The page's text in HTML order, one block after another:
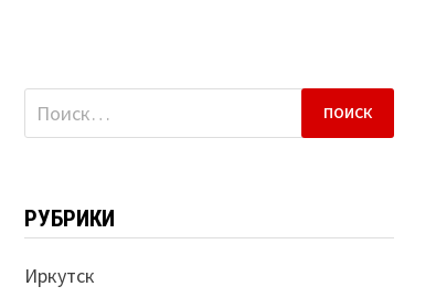
Найти:
РУБРИКИ
Иркутск